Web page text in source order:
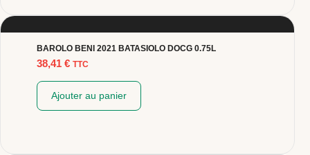
BAROLO BENI 2021 BATASIOLO DOCG 0.75L
38,41 € TTC
Ajouter au panier